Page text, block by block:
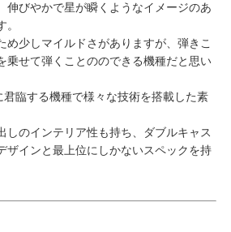
伸びやかで星が瞬くようなイメージのあ
め少しマイルドさがありますが、弾きこ
乗せて弾くことののできる機種だと思い
君臨する機種で様々な技術を搭載した素
しのインテリア性も持ち、ダブルキャス
ザインと最上位にしかないスペックを持